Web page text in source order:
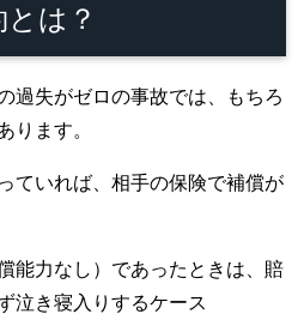
は？
過失がゼロの事故では、もちろ
ります。
ていれば、相手の保険で補償が
能力なし） であったときは、賠
泣き寝入りするケース